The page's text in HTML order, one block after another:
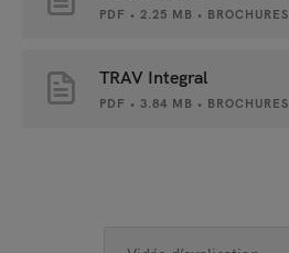
PDF • 2.25 MB • BROCHURES
TRAV Integral
PDF • 3.84 MB • BROCHURES